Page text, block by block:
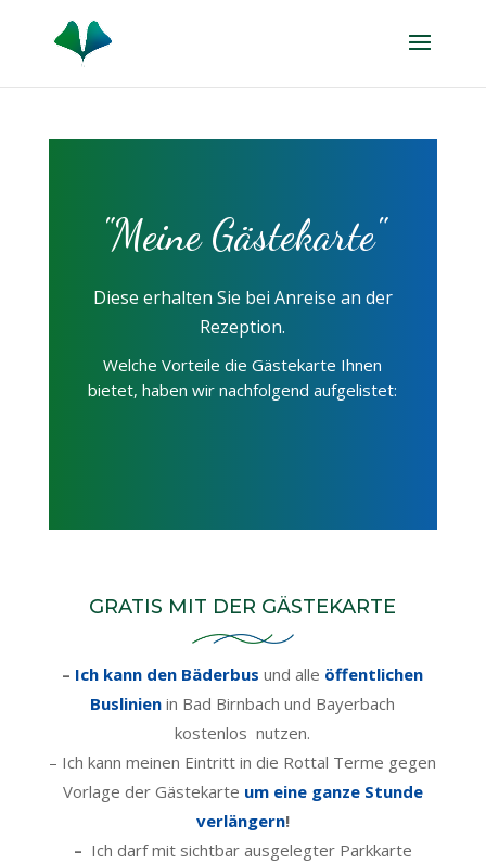
"Meine Gästekarte"
Diese erhalten Sie bei Anreise an der
Rezeption.
Welche Vorteile die Gästekarte Ihnen
bietet, haben wir nachfolgend aufgelistet:
GRATIS MIT DER GÄSTEKARTE
– Ich kann den Bäderbus und alle öffentlichen
Buslinien in Bad Birnbach und Bayerbach
kostenlos nutzen.
– Ich kann meinen Eintritt in die Rottal Terme gegen
Vorlage der Gästekarte um eine ganze Stunde
verlängern!
– Ich darf mit sichtbar ausgelegter Parkkarte